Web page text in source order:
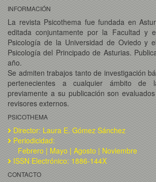
INFORMACIÓN
La revista Psicothema fue fundada en
editada conjuntamente por la Facultad y
Psicología de la Universidad de Oviedo y
Psicología del Principado de Asturias.
año.
Se admiten trabajos tanto de investigación
pertenecientes a cualquier ámbito de
previamente a su publicación son
revisores externos.
PSICOTHEMA
Director: Laura E. Gómez Sánchez
Periodicidad:
Febrero | Mayo | Agosto | Noviembre
ISSN Electrónico: 1886-144X
CONTACTO